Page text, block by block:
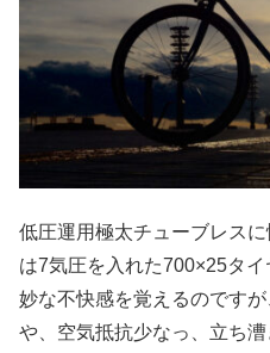
低圧運用極太チューブレス
は7気圧を入れた700×25タ
妙な不快感を覚えるのです
や、空気抵抗少なっ、立ち